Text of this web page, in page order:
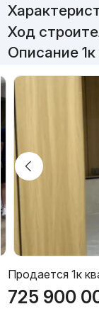
Ход
Описание
Продается 1к
725 900